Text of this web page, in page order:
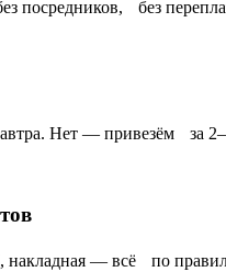
посредников, без
Нет — привезём за
накладная — всё по